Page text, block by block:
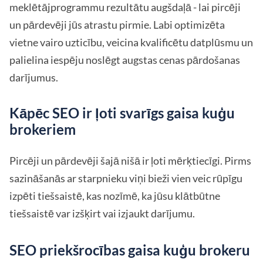
meklētājprogrammu rezultātu augšdaļā - lai pircēji
un pārdevēji jūs atrastu pirmie. Labi optimizēta
vietne vairo uzticību, veicina kvalificētu datplūsmu un
palielina iespēju noslēgt augstas cenas pārdošanas
darījumus.
Kāpēc SEO ir ļoti svarīgs gaisa kuģu
brokeriem
Pircēji un pārdevēji šajā nišā ir ļoti mērķtiecīgi. Pirms
sazināšanās ar starpnieku viņi bieži vien veic rūpīgu
izpēti tiešsaistē, kas nozīmē, ka jūsu klātbūtne
tiešsaistē var izšķirt vai izjaukt darījumu.
SEO priekšrocības gaisa kuģu brokeru